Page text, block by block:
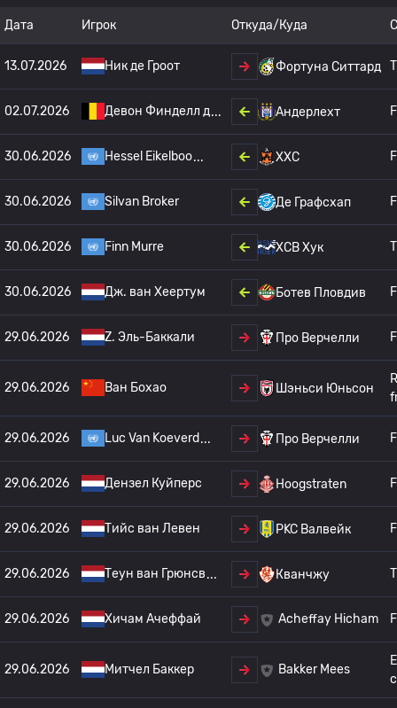
Дата Игрок Откуда/Куда
13.07.2026 Ник де Гроот Фортуна Ситтард
02.07.2026 Девон Финделл д Андерлехт
30.06.2026 Hessel Eikelboo ХХС
30.06.2026 Silvan Broker Де Графсхап
30.06.2026 Finn Murre ХСВ Хук
30.06.2026 Дж. ван Хеертум Ботев Пловдив
29.06.2026 Z. Эль-Баккали Про Верчелли
29.06.2026 Ван Бохао Шэньси Юньсон
29.06.2026 Luc Van Koeverd Про Верчелли
29.06.2026 Дензел Куйперс Hoogstraten
29.06.2026 Тийс ван Левен РKC Валвейк
29.06.2026 Теун ван Грюнсв Кванчжу
29.06.2026 Хичам Ачеффай Acheffay Hicham
29.06.2026 Митчел Баккер Bakker Mees